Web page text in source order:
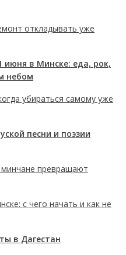
откладывать уже
июня в Минске: еда, рок,
небом
убираться самому уже
песни и поэзии
минчане превращают
с чего начать и как не
в Дагестан